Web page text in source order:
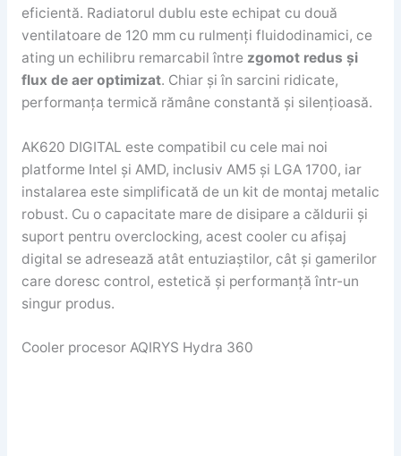
eficientă. Radiatorul dublu este echipat cu două
ventilatoare de 120 mm cu rulmenți fluidodinamici, ce
ating un echilibru remarcabil între zgomot redus și
flux de aer optimizat. Chiar și în sarcini ridicate,
performanța termică rămâne constantă și silențioasă.
AK620 DIGITAL este compatibil cu cele mai noi
platforme Intel și AMD, inclusiv AM5 și LGA 1700, iar
instalarea este simplificată de un kit de montaj metalic
robust. Cu o capacitate mare de disipare a căldurii și
suport pentru overclocking, acest cooler cu afișaj
digital se adresează atât entuziaștilor, cât și gamerilor
care doresc control, estetică și performanță într-un
singur produs.
Cooler procesor AQIRYS Hydra 360